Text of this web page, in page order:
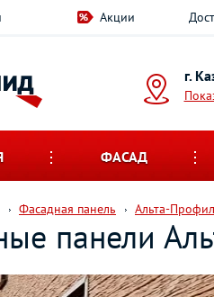
Акции
г.
ФАСАД
Фасадная панель Альта-
панели